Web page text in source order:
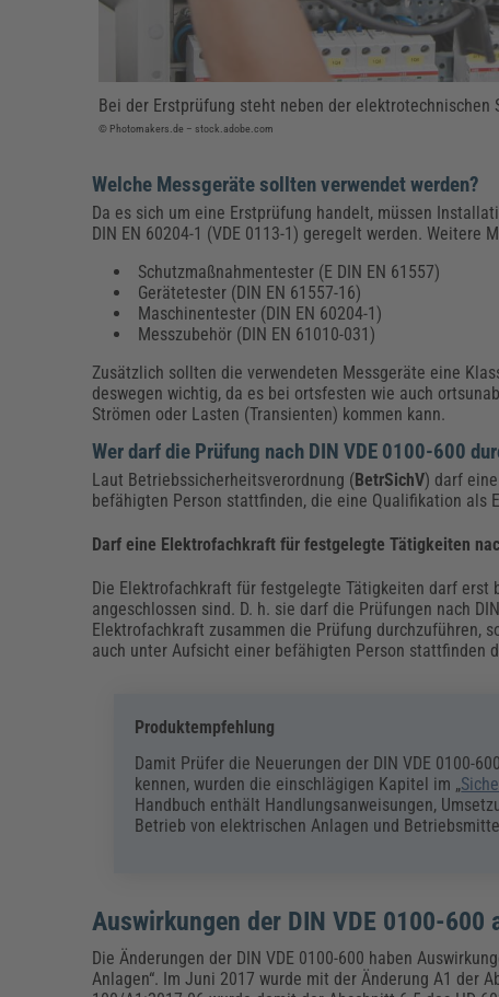
Bei der Erstprüfung steht neben der
© Photomakers.de – stock.adobe.com
Welche Messgeräte sollten verwendet werden?
Da es sich um eine Erstprüfung handelt, müssen
DIN EN 60204-1 (VDE 0113-1) geregelt werden. Weitere
Schutzmaßnahmentester (E DIN EN 61557)
Gerätetester (DIN EN 61557-16)
Maschinentester (DIN EN 60204-1)
Messzubehör (DIN EN 61010-031)
Zusätzlich sollten die verwendeten Messgeräte eine
deswegen wichtig, da es bei ortsfesten wie auch
Strömen oder Lasten (Transienten) kommen kann.
Wer darf die Prüfung nach DIN VDE 0100-600
Laut Betriebssicherheitsverordnung (BetrSichV) darf
befähigten Person stattfinden, die eine Qualifikation als
Darf eine Elektrofachkraft für festgelegte Tätigkeiten
Die Elektrofachkraft für festgelegte Tätigkeiten darf
angeschlossen sind. D. h. sie darf die Prüfungen nach
Elektrofachkraft zusammen die Prüfung durchzuführen,
auch unter Aufsicht einer befähigten Person stattfinden
Produktempfehlung
Damit Prüfer die Neuerungen der DIN VDE 0100-
kennen, wurden die einschlägigen Kapitel im „
Handbuch enthält Handlungsanweisungen,
Betrieb von elektrischen Anlagen und
Auswirkungen der DIN VDE 0100-600
Die Änderungen der DIN VDE 0100-600 haben
Anlagen“. Im Juni 2017 wurde mit der Änderung A1 der